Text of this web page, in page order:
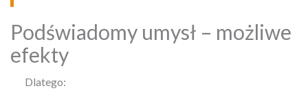
Podświadomy umysł – możliwe
efekty
Dlatego: